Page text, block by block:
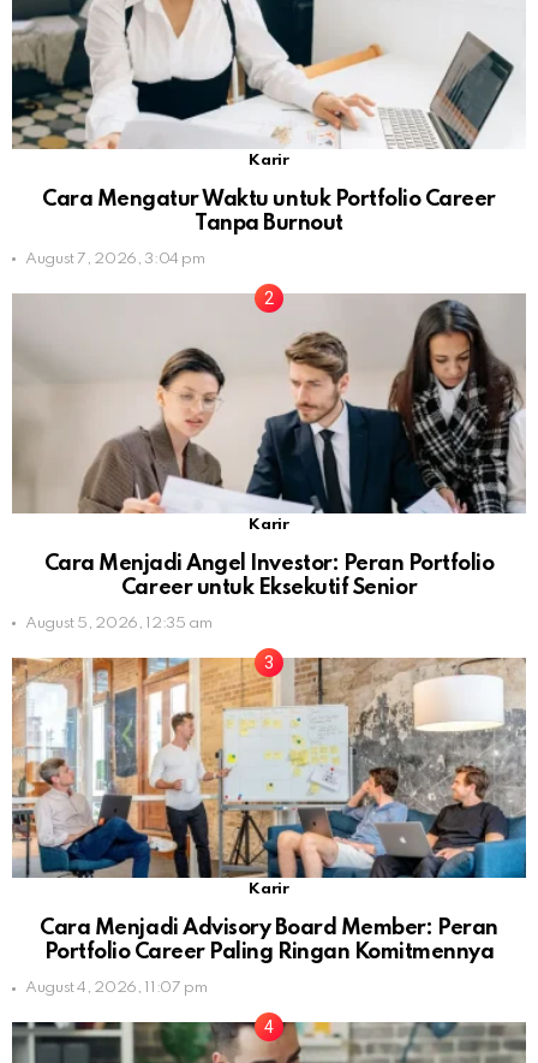
Karir
Cara Mengatur Waktu untuk Portfolio Career
Tanpa Burnout
August 7, 2026, 3:04 pm
Karir
Cara Menjadi Angel Investor: Peran Portfolio
Career untuk Eksekutif Senior
August 5, 2026, 12:35 am
Karir
Cara Menjadi Advisory Board Member: Peran
Portfolio Career Paling Ringan Komitmennya
August 4, 2026, 11:07 pm